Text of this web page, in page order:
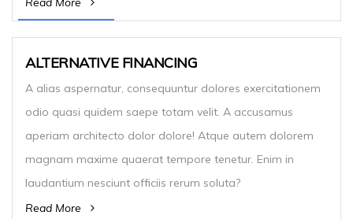
ALTERNATIVE FINANCING
A alias aspernatur, consequuntur dolores exercitationem
odio quasi quidem saepe totam velit. A accusamus
aperiam architecto dolor dolore! Atque autem dolorem
magnam maxime quaerat tempore tenetur. Enim in
laudantium nesciunt officiis rerum soluta?
Read More